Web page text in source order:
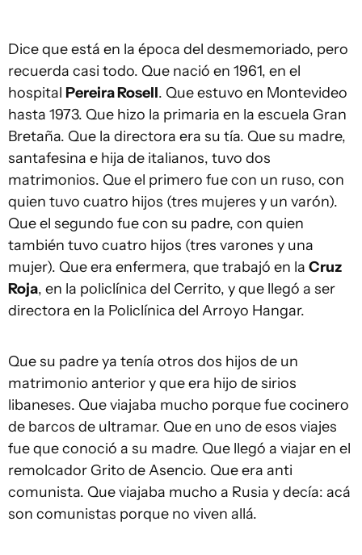
Dice que está en la época del desmemoriado, pero
recuerda casi todo. Que nació en 1961, en el
hospital Pereira Rosell. Que estuvo en Montevideo
hasta 1973. Que hizo la primaria en la escuela Gran
Bretaña. Que la directora era su tía. Que su madre,
santafesina e hija de italianos, tuvo dos
matrimonios. Que el primero fue con un ruso, con
quien tuvo cuatro hijos (tres mujeres y un varón).
Que el segundo fue con su padre, con quien
también tuvo cuatro hijos (tres varones y una
mujer). Que era enfermera, que trabajó en la Cruz
Roja, en la policlínica del Cerrito, y que llegó a ser
directora en la Policlínica del Arroyo Hangar.
Que su padre ya tenía otros dos hijos de un
matrimonio anterior y que era hijo de sirios
libaneses. Que viajaba mucho porque fue cocinero
de barcos de ultramar. Que en uno de esos viajes
fue que conoció a su madre. Que llegó a viajar en el
remolcador Grito de Asencio. Que era anti
comunista. Que viajaba mucho a Rusia y decía: acá
son comunistas porque no viven allá.